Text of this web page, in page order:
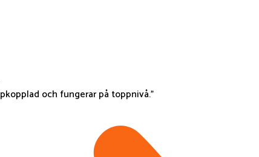
och fungerar på toppnivå.”